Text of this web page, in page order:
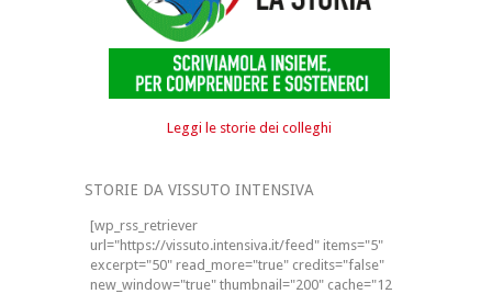
Leggi le storie dei colleghi
STORIE DA VISSUTO INTENSIVA
[wp_rss_retriever
url="https://vissuto.intensiva.it/feed" items="5"
excerpt="50" read_more="true" credits="false"
new_window="true" thumbnail="200" cache="12